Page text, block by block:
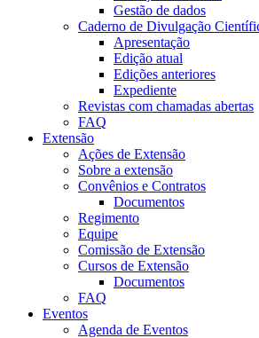
Gestão de dados
Caderno de Divulgação
Apresentação
Edição atual
Edições anteriores
Expediente
Revistas com chamadas abertas
FAQ
Extensão
Ações de Extensão
Sobre a extensão
Convênios e Contratos
Documentos
Regimento
Equipe
Comissão de Extensão
Cursos de Extensão
Documentos
FAQ
Eventos
Agenda de Eventos